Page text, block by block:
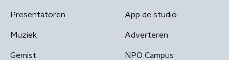
Presentatoren
Muziek
Gemist
App de studio
Adverteren
NPO Campus